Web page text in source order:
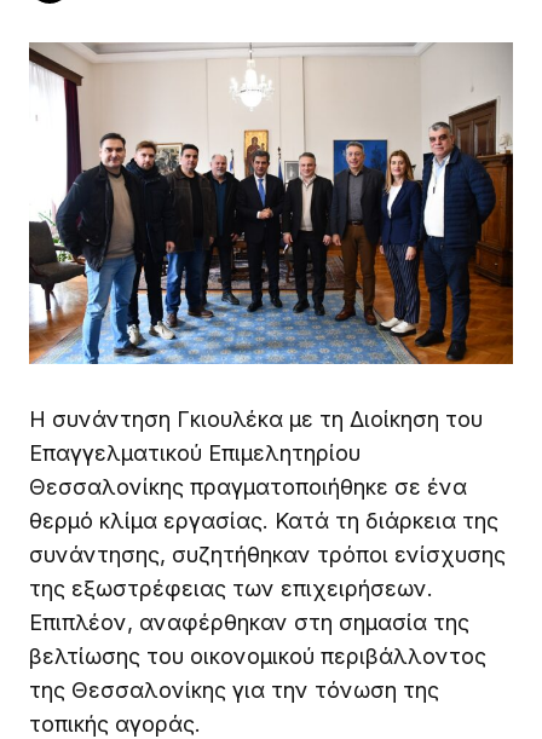
Η συνάντηση Γκιουλέκα με τη Διοίκηση του
Επαγγελματικού Επιμελητηρίου
Θεσσαλονίκης πραγματοποιήθηκε σε ένα
θερμό κλίμα εργασίας. Κατά τη διάρκεια της
συνάντησης, συζητήθηκαν τρόποι ενίσχυσης
της εξωστρέφειας των επιχειρήσεων.
Επιπλέον, αναφέρθηκαν στη σημασία της
βελτίωσης του οικονομικού περιβάλλοντος
της Θεσσαλονίκης για την τόνωση της
τοπικής αγοράς.